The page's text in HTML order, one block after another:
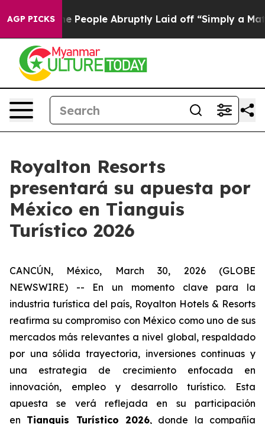
AGP PICKS
the People Abruptly Laid off “Simply a Math
Royalton Resorts
presentará su apuesta por
México en Tianguis
Turístico 2026
CANCÚN, México, March 30, 2026 (GLOBE
NEWSWIRE) -- En un momento clave para la
industria turística del país, Royalton Hotels & Resorts
reafirma su compromiso con México como uno de sus
mercados más relevantes a nivel global, respaldado
por una sólida trayectoria, inversiones continuas y
una estrategia de crecimiento enfocada en
innovación, empleo y desarrollo turístico. Esta
apuesta se verá reflejada en su participación
en Tianguis Turístico 2026, donde la compañía